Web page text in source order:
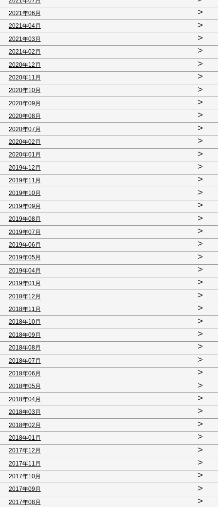
2021年06月 >
2021年04月 >
2021年03月 >
2021年02月 >
2020年12月 >
2020年11月 >
2020年10月 >
2020年09月 >
2020年08月 >
2020年07月 >
2020年02月 >
2020年01月 >
2019年12月 >
2019年11月 >
2019年10月 >
2019年09月 >
2019年08月 >
2019年07月 >
2019年06月 >
2019年05月 >
2019年04月 >
2019年01月 >
2018年12月 >
2018年11月 >
2018年10月 >
2018年09月 >
2018年08月 >
2018年07月 >
2018年06月 >
2018年05月 >
2018年04月 >
2018年03月 >
2018年02月 >
2018年01月 >
2017年12月 >
2017年11月 >
2017年10月 >
2017年09月 >
2017年08月 >